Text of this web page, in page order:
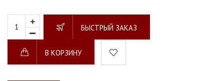
БЫСТРЫЙ ЗАКАЗ
В КОРЗИНУ